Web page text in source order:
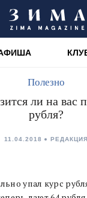
Полезно
ли на вас
рубля?
11.04.2018 РЕДАКЦИЯ
упал курс